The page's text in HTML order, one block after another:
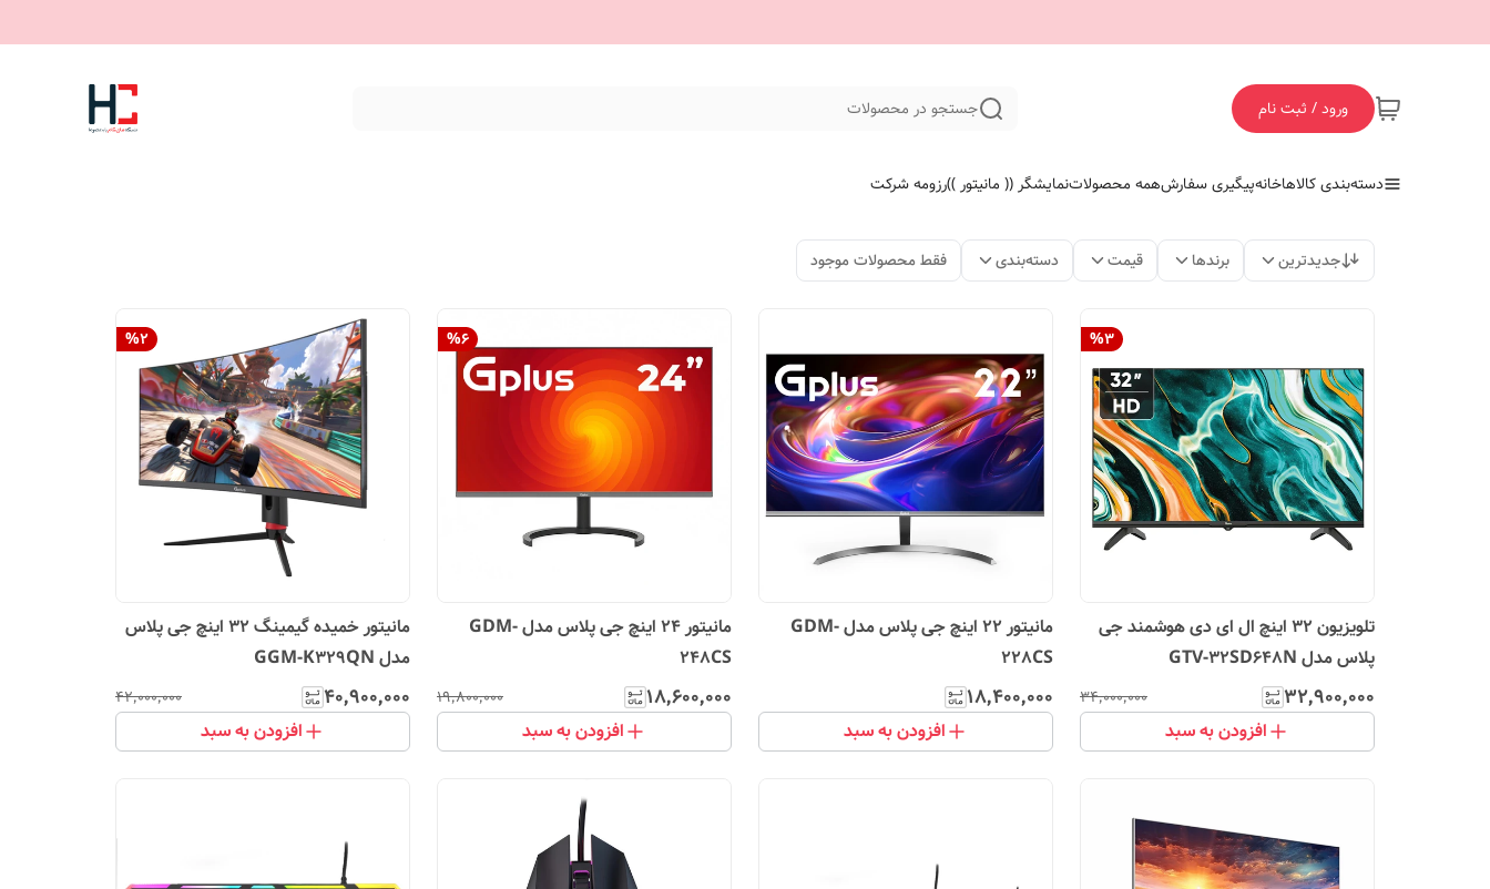
ورود / ثبت نام جستجو در محصولات
دسته‌بندی کالاهاخانهپیگیری سفارشهمه محصولاتنمایشگر (( مانیتور ))رزومه شرکت
جدیدترین برندها قیمت دسته‌بندی فقط محصولات موجود
%3
تلویزیون 32 اینچ ال ای دی هوشمند جی
پلاس مدل GTV-32SD648N
۳۲٬۹۰۰٬۰۰۰ ۳۴٬۰۰۰٬۰۰۰
افزودن به سبد
مانیتور 22 اینچ جی پلاس مدل GDM-
228CS
۱۸٬۴۰۰٬۰۰۰
افزودن به سبد
%6
مانیتور 24 اینچ جی پلاس مدل GDM-
248CS
۱۸٬۶۰۰٬۰۰۰ ۱۹٬۸۰۰٬۰۰۰
افزودن به سبد
%2
مانیتور خمیده گیمینگ 32 اینچ جی پلاس
مدل GGM-K329QN
۴۰٬۹۰۰٬۰۰۰ ۴۲٬۰۰۰٬۰۰۰
افزودن به سبد